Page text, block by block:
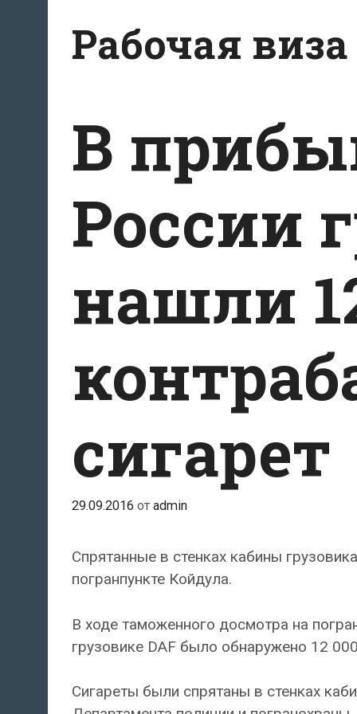
содержимому
Рабочая
В
России
нашли
сигарет
29.09.2016 от admin
Спрятанные в стенках кабины
погранпункте Койдула.
В ходе таможенного досмотра на
грузовике DAF было обнаружено 12
Сигареты были спрятаны в стенках